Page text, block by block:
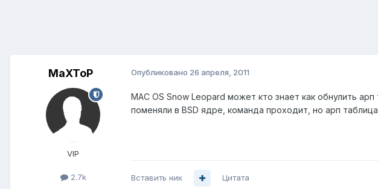
MaXToP
VIP
2.7k
Опубликовано 26 апреля, 2011
MAC OS Snow Leopard может кто знает как обнулить
поменяли в BSD ядре, команда проходит, но арп
Вставить ник Цитата